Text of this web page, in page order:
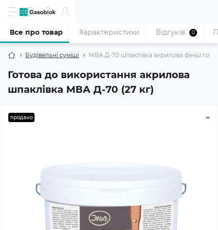
Будівельні суміші МВА Д-70 шпаклівка акрилова фініш
Готова до використання акрилова
шпаклівка МВА Д-70 (27 кг)
Все про товар Характеристики Відгуків 0
продано